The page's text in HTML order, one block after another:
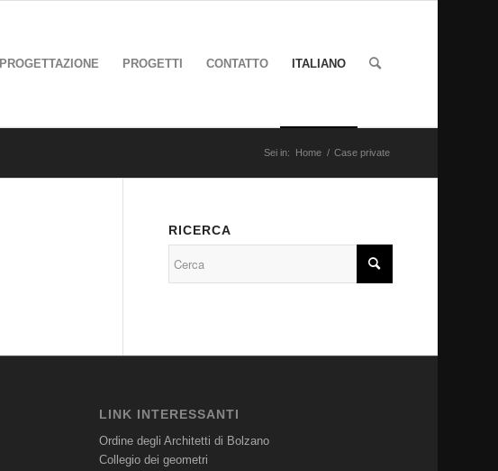
PROGETTAZIONE PROGETTI CONTATTO ITALIANO
Sei in: Home / Case private
RICERCA
LINK INTERESSANTI
Ordine degli Architetti di Bolzano
Collegio dei geometri